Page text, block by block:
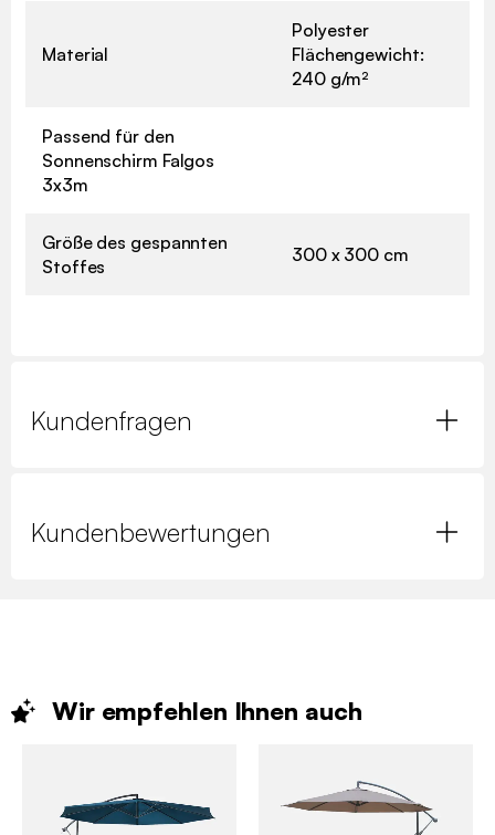
Material
Polyester
Flächengewicht:
240 g/m²
Passend für den
Sonnenschirm Falgos
3x3m
Größe des gespannten
Stoffes
300 x 300 cm
Kundenfragen
Kundenbewertungen
Wir empfehlen Ihnen auch